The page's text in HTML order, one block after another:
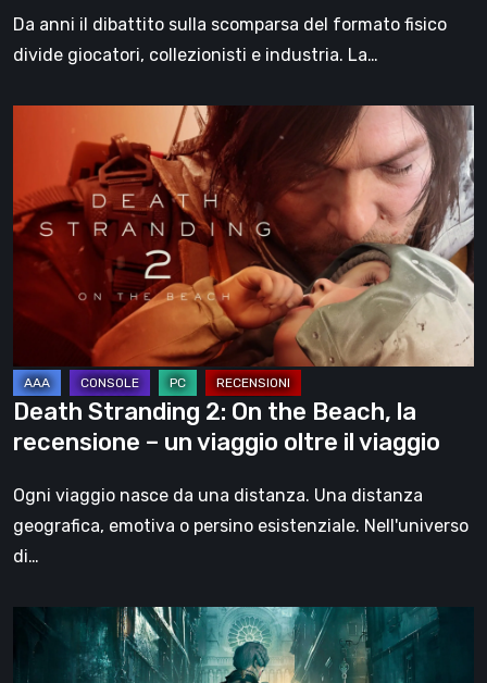
Da anni il dibattito sulla scomparsa del formato fisico
divide giocatori, collezionisti e industria. La…
Stranding
On
the
Beach,
recensione
–
un
viaggio
oltre
il
Death Stranding 2: On the Beach, la
recensione – un viaggio oltre il viaggio
Ogni viaggio nasce da una distanza. Una distanza
geografica, emotiva o persino esistenziale. Nell'universo
di…
Steelrising,